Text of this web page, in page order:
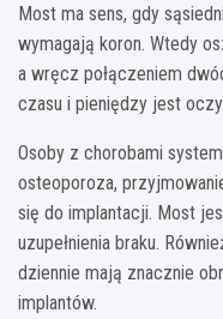
Most ma sens, gdy
wymagają koron. Wtedy
a wręcz połączeniem
czasu i pieniędzy jest
Osoby z chorobami
osteoporoza,
się do implantacji. Most
uzupełnienia braku.
dziennie mają znacznie
implantów.